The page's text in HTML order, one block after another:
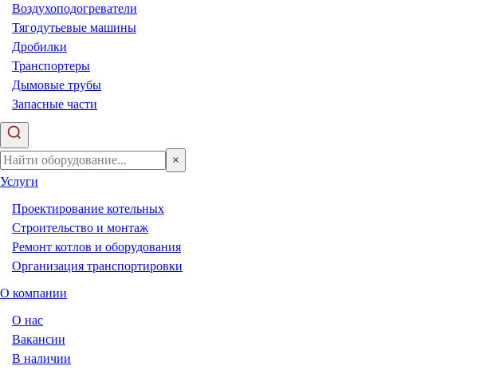
Воздухоподогреватели
Тягодутьевые машины
Дробилки
Транспортеры
Дымовые трубы
Запасные части
×
Услуги
Проектирование котельных
Строительство и монтаж
Ремонт котлов и оборудования
Организация транспортировки
О компании
О нас
Вакансии
В наличии